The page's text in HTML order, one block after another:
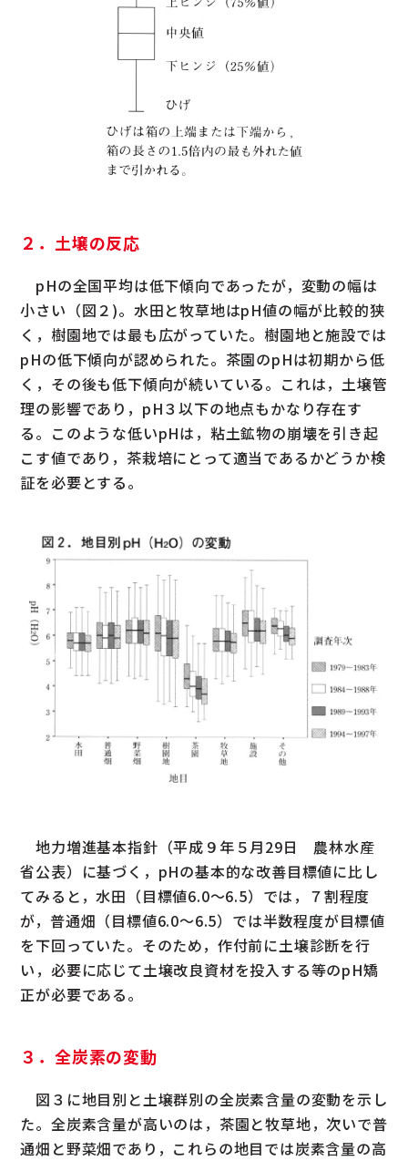
２．土壌の反応
pHの全国平均は低下傾向であったが，変動の幅は
小さい（図２)。水田と牧草地はpH値の幅が比較的狭
く，樹園地では最も広がっていた。樹園地と施設では
pHの低下傾向が認められた。茶園のpHは初期から低
く，その後も低下傾向が続いている。これは，土壌管
理の影響であり，pH３以下の地点もかなり存在す
る。このような低いpHは，粘土鉱物の崩壊を引き起
こす値であり，茶栽培にとって適当であるかどうか検
証を必要とする。
地力増進基本指針（平成９年５月29日 農林水産
省公表）に基づく，pHの基本的な改善目標値に比し
てみると，水田（目標値6.0～6.5）では，７割程度
が，普通畑（目標値6.0～6.5）では半数程度が目標値
を下回っていた。そのため，作付前に土壌診断を行
い，必要に応じて土壌改良資材を投入する等のpH矯
正が必要である。
３．全炭素の変動
図３に地目別と土壌群別の全炭素含量の変動を示し
た。全炭素含量が高いのは，茶園と牧草地，次いで普
通畑と野菜畑であり，これらの地目では炭素含量の高